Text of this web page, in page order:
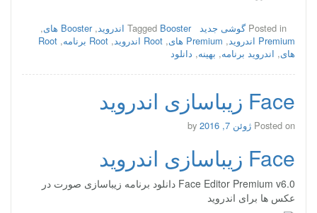
Posted in گوشی جدید Tagged Booster اندروید ,Booster های
,
Premium اندروید
, Premium های , Root اندروید , Root برنامه ,
Root
های, اندروید برنامه, بهینه, دانلود
Face زیباسازی اندروید
Posted on ژوئن 7, 2016
Face زیباسازی اندروید
Face Editor Premium v6.0 دانلود برنامه زیباسازی صورت در
عکس ها برای اندروید